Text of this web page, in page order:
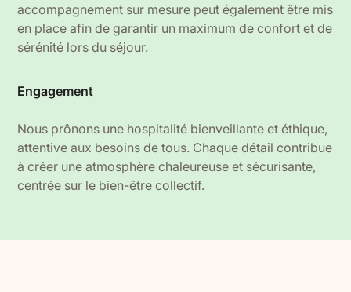
accompagnement sur mesure peut également être mis
en place afin de garantir un maximum de confort et de
sérénité lors du séjour.
Engagement
Nous prônons une hospitalité bienveillante et éthique,
attentive aux besoins de tous. Chaque détail contribue
à créer une atmosphère chaleureuse et sécurisante,
centrée sur le bien-être collectif.